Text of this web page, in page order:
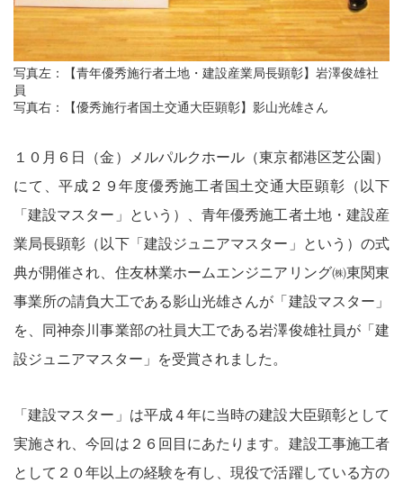
写真左：【青年優秀施行者土地・建設産業局長顕彰】岩澤俊雄社
員
写真右：【優秀施行者国土交通大臣顕彰】影山光雄さん
１０月６日（金）メルパルクホール（東京都港区芝公園）
にて、平成２９年度優秀施工者国土交通大臣顕彰（以下
「建設マスター」という）、青年優秀施工者土地・建設産
業局長顕彰（以下「建設ジュニアマスター」という）の式
典が開催され、住友林業ホームエンジニアリング㈱東関東
事業所の請負大工である影山光雄さんが「建設マスター」
を、同神奈川事業部の社員大工である岩澤俊雄社員が「建
設ジュニアマスター」を受賞されました。
「建設マスター」は平成４年に当時の建設大臣顕彰として
実施され、今回は２６回目にあたります。建設工事施工者
として２０年以上の経験を有し、現役で活躍している方の